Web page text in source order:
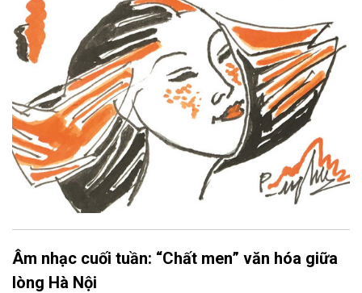
Âm nhạc cuối tuần: “Chất men” văn hóa giữa
lòng Hà Nội